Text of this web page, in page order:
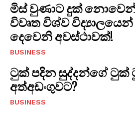
මිස් වුණාට දුක්
විවෘත විශ්ව
දෙවෙනි අවස්ථාවක්!
BUSINESS
ටුක් පදින සුද්දන්ගේ ටුක්
අත්අඩංගුවට?
BUSINESS